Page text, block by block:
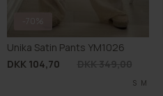
Unika Satin Pants YM1026
DKK 104,70
S M